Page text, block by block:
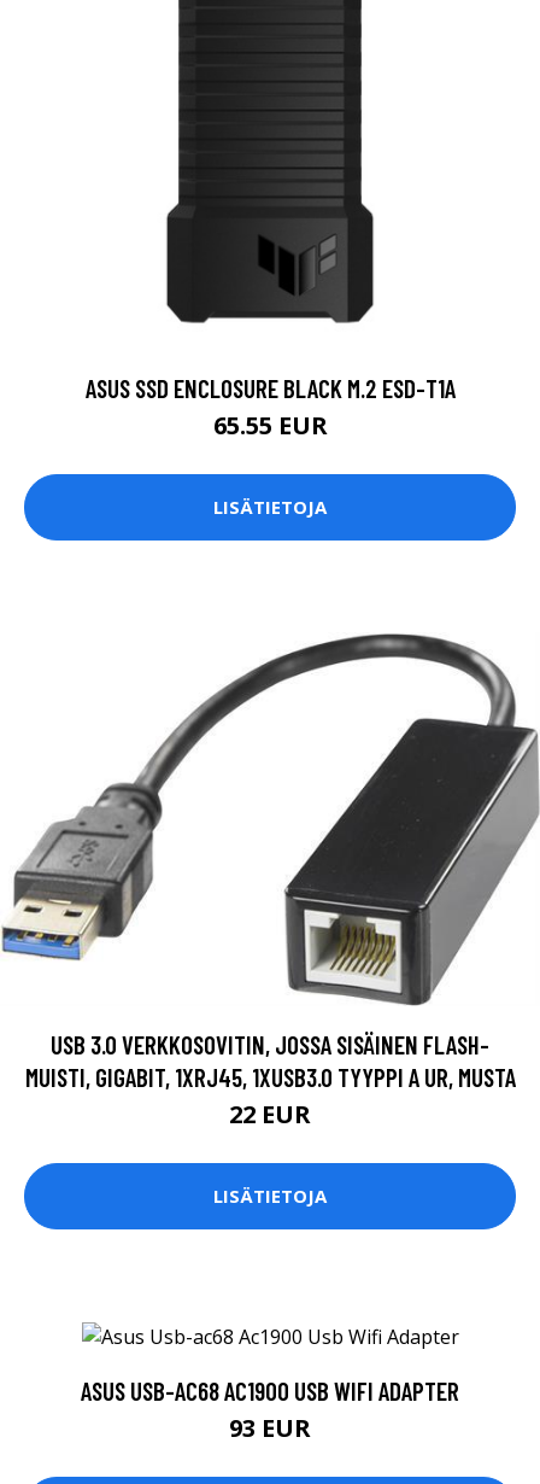
ASUS SSD ENCLOSURE BLACK M.2 ESD-T1A
65.55 EUR
LISÄTIETOJA
USB 3.0 VERKKOSOVITIN, JOSSA SISÄINEN FLASH-
MUISTI, GIGABIT, 1XRJ45, 1XUSB3.0 TYYPPI A UR, MUSTA
22 EUR
LISÄTIETOJA
ASUS USB-AC68 AC1900 USB WIFI ADAPTER
93 EUR